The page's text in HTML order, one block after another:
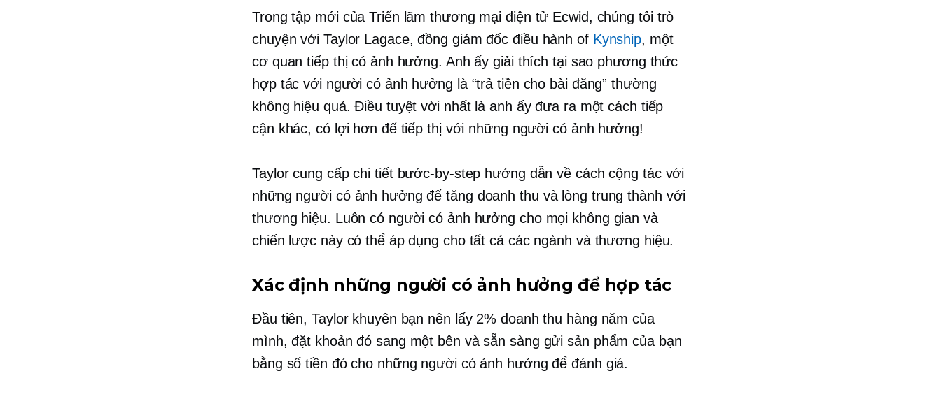
Trong tập mới của Triển lãm thương mại điện tử Ecwid, chúng tôi trò
chuyện với Taylor Lagace,đồng giám đốc điều hành of Kynship, một
cơ quan tiếp thị có ảnh hưởng. Anh ấy giải thích tại sao phương thức
hợp tác với người có ảnh hưởng là “trả tiền cho bài đăng” thường
không hiệu quả. Điều tuyệt vời nhất là anh ấy đưa ra một cách tiếp
cận khác, có lợi hơn để tiếp thị với những người có ảnh hưởng!
Taylor cung cấp chi tiết bước-by-step hướng dẫn về cách cộng tác với
những người có ảnh hưởng để tăng doanh thu và lòng trung thành với
thương hiệu. Luôn có người có ảnh hưởng cho mọi không gian và
chiến lược này có thể áp dụng cho tất cả các ngành và thương hiệu.
Xác định những người có ảnh hưởng để hợp tác
Đầu tiên, Taylor khuyên bạn nên lấy 2% doanh thu hàng năm của
mình, đặt khoản đó sang một bên và sẵn sàng gửi sản phẩm của bạn
bằng số tiền đó cho những người có ảnh hưởng để đánh giá.